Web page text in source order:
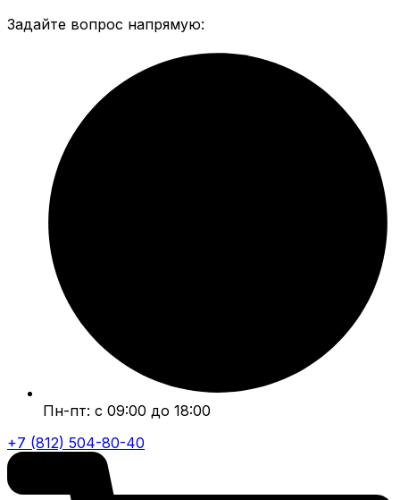
Задайте вопрос напрямую:
Пн-пт: с 09:00 до 18:00
+7 (812) 504-80-40